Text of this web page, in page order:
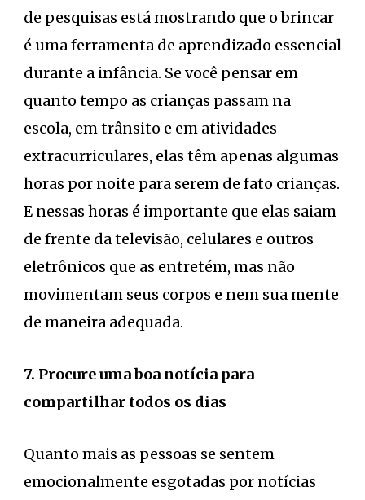
de pesquisas está mostrando que o brincar
é uma ferramenta de aprendizado essencial
durante a infância. Se você pensar em
quanto tempo as crianças passam na
escola, em trânsito e em atividades
extracurriculares, elas têm apenas algumas
horas por noite para serem de fato crianças.
E nessas horas é importante que elas saiam
de frente da televisão, celulares e outros
eletrônicos que as entretém, mas não
movimentam seus corpos e nem sua mente
de maneira adequada.
7. Procure uma boa notícia para
compartilhar todos os dias
Quanto mais as pessoas se sentem
emocionalmente esgotadas por notícias